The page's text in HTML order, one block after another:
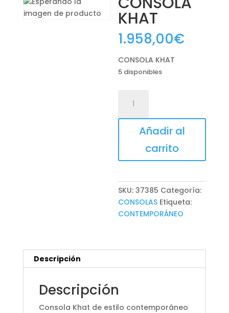
KHAT
1.958,00€
CONSOLA KHAT
5 disponibles
KHAT
cantidad
Añadir al
carrito
SKU:37385 Categoría:
CONSOLAS Etiqueta:
CONTEMPORÁNEO
Descripción
Descripción
Consola Khat de estilo contemporáneo